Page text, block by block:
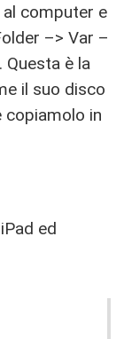
al computer e
–> Var –
è la
il suo disco
copiamolo in
ed